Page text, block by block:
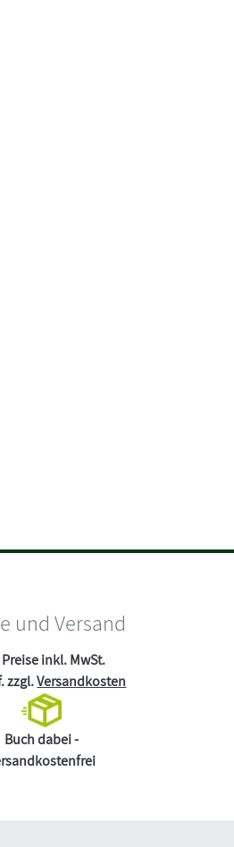
und Versand
inkl. MwSt.
zzgl.Versandkosten
Buch dabei -